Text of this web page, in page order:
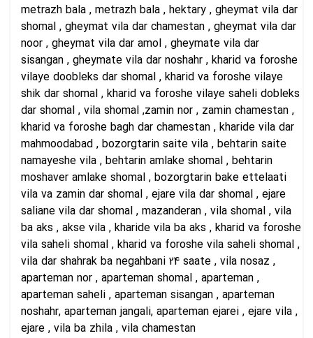
metrazh bala , metrazh bala , hektary , gheymat vila dar
shomal , gheymat vila dar chamestan , gheymat vila dar
noor , gheymat vila dar amol , gheymate vila dar
sisangan , gheymate vila dar noshahr , kharid va foroshe
vilaye doobleks dar shomal , kharid va foroshe vilaye
shik dar shomal , kharid va foroshe vilaye saheli dobleks
dar shomal , vila shomal ,zamin nor , zamin chamestan ,
kharid va foroshe bagh dar chamestan , kharide vila dar
mahmoodabad , bozorgtarin saite vila , behtarin saite
namayeshe vila , behtarin amlake shomal , behtarin
moshaver amlake shomal , bozorgtarin bake ettelaati
vila va zamin dar shomal , ejare vila dar shomal , ejare
saliane vila dar shomal , mazanderan , vila shomal , vila
ba aks , akse vila , kharide vila ba aks , kharid va foroshe
vila saheli shomal , kharid va foroshe vila saheli shomal ,
vila dar shahrak ba negahbani 24 saate , vila nosaz ,
aparteman nor , aparteman shomal , aparteman ,
aparteman saheli , aparteman sisangan , aparteman
noshahr, aparteman jangali, aparteman ejarei , ejare vila ,
ejare , vila ba zhila , vila chamestan